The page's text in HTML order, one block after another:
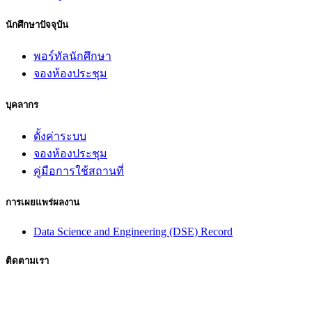
นักศึกษาปัจจุบัน
พอร์ทัลนักศึกษา
จองห้องประชุม
บุคลากร
ตั้งค่าระบบ
จองห้องประชุม
คู่มือการใช้สถานที่
การเผยแพร่ผลงาน
Data Science and Engineering (DSE) Record
ติดตามเรา